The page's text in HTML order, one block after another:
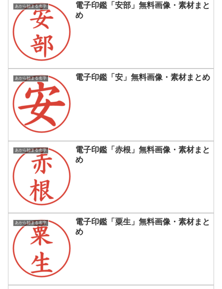
あから始まる名字
電子印鑑「安部」無料画像・素材まと
め
あから始まる名字 電子印鑑「安」無料画像・素材まとめ
あから始まる名字
電子印鑑「赤根」無料画像・素材まと
め
あから始まる名字
電子印鑑「粟生」無料画像・素材まと
め